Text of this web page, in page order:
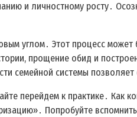
и личностному росту․
углом․ Этот процесс
прощение обид и
семейной системы
перейдем к практике․
Попробуйте